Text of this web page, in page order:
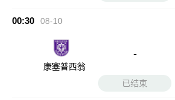
00:30 08-10
康塞普西翁
-
已结束